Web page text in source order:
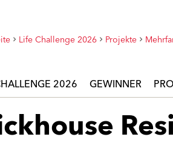
Life Challenge 2026 Projekte
2026 GEWINNER